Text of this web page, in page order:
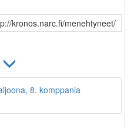
kronos.narc.fi/menehtyneet/
8. komppania